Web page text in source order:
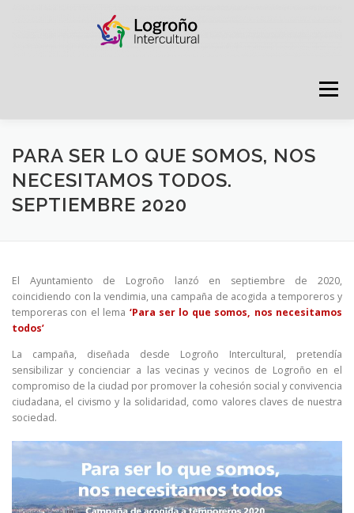
Menú
LOGROÑO INTERCULTURAL
ESTRATEGIA ANTI RUMORES
RECURSOS
PARA SER LO QUE SOMOS, NOS
NECESITAMOS TODOS.
SEPTIEMBRE 2020
El Ayuntamiento de Logroño lanzó en septiembre de 2020,
coincidiendo con la vendimia, una campaña de acogida a temporeros y
temporeras con el lema ‘Para ser lo que somos, nos necesitamos
todos’
La campaña, diseñada desde Logroño Intercultural, pretendía
sensibilizar y concienciar a las vecinas y vecinos de Logroño en el
compromiso de la ciudad por promover la cohesión social y convivencia
ciudadana, el civismo y la solidaridad, como valores claves de nuestra
sociedad.